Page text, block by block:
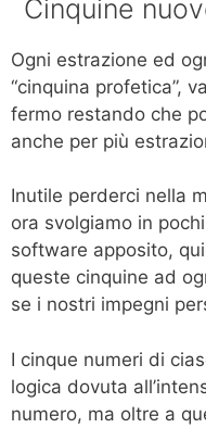
Cinquine
Ogni estrazione ed
“cinquina profetica”,
fermo restando che
anche per più
Inutile perderci nella
ora svolgiamo in
software apposito,
queste cinquine ad
se i nostri impegni
I cinque numeri di
logica dovuta
numero, ma oltre a